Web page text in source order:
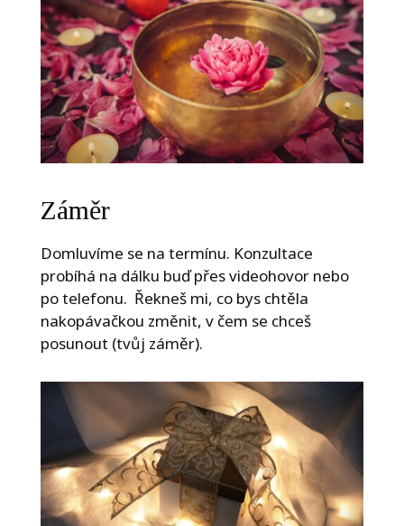
Záměr
Domluvíme se na termínu. Konzultace
probíhá na dálku buď přes videohovor nebo
po telefonu. Řekneš mi, co bys chtěla
nakopávačkou změnit, v čem se chceš
posunout (tvůj záměr).